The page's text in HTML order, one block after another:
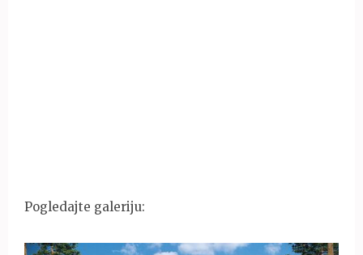
Pogledajte galeriju: